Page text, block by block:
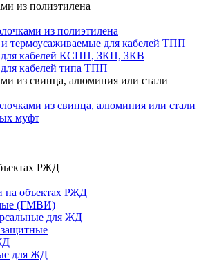
из полиэтилена
из полиэтилена
термоусаживаемые для кабелей ТПП
кабелей КСПП, ЗКП, ЗКВ
кабелей типа ТПП
из свинца, алюминия или стали
из свинца, алюминия или стали
муфт
РЖД
на объектах РЖД
(ГМВИ)
для ЖД
для ЖД